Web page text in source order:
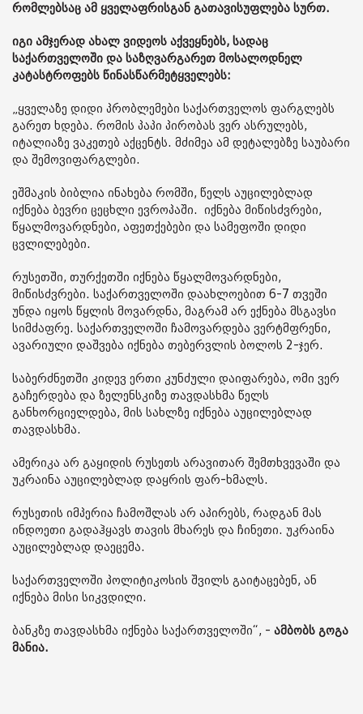
რომლებსაც ამ ყველაფრისგან გათავისუფლება სურთ.
იგი ამჯერად ახალ ვიდეოს აქვეყნებს, სადაც
საქართველოში და საზღვარგარეთ მოსალოდნელ
კატასტროფებს წინასწარმეტყველებს:
„ყველაზე დიდი პრობლემები საქართველოს ფარგლებს
გარეთ ხდება. რომის პაპი პირობას ვერ ასრულებს,
იტალიაზე ვაკეთებ აქცენტს. მძიმეა ამ დეტალებზე საუბარი
და შემოვიფარგლები.
ეშმაკის ბიბლია ინახება რომში, წელს აუცილებლად
იქნება ბევრი ცეცხლი ევროპაში. იქნება მიწისძვრები,
წყალმოვარდნები, აფეთქებები და სამეფოში დიდი
ცვლილებები.
რუსეთში, თურქეთში იქნება წყალმოვარდნები,
მიწისძვრები. საქართველოში დაახლოებით 6-7 თვეში
უნდა იყოს წყლის მოვარდნა, მაგრამ არ ექნება მსგავსი
სიმძაფრე. საქართველოში ჩამოვარდება ვერტმფრენი,
ავარიული დაშვება იქნება თებერვლის ბოლოს 2-ჯერ.
საბერძნეთში კიდევ ერთი კუნძული დაიფარება, ომი ვერ
გაჩერდება და ზელენსკიზე თავდასხმა წელს
განხორციელდება, მის სახლზე იქნება აუცილებლად
თავდასხმა.
ამერიკა არ გაყიდის რუსეთს არავითარ შემთხვევაში და
უკრაინა აუცილებლად დაყრის ფარ-ხმალს.
რუსეთის იმპერია ჩამოშლას არ აპირებს, რადგან მას
ინდოეთი გადაჰყავს თავის მხარეს და ჩინეთი. უკრაინა
აუცილებლად დაეცემა.
საქართველოში პოლიტიკოსის შვილს გაიტაცებენ, ან
იქნება მისი სიკვდილი.
ბანკზე თავდასხმა იქნება საქართველოში“, - ამბობს გოგა
მანია.